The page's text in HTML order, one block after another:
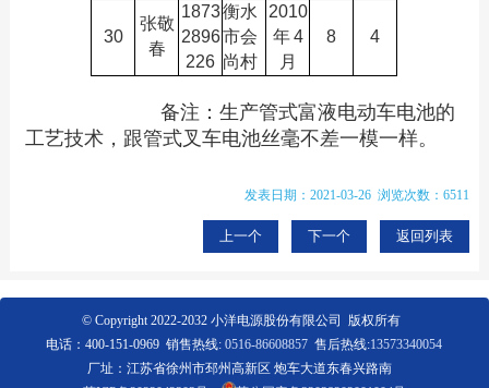
30
张敬
春
1873
2896
226
衡水
市会
尚村
2010
年4
月
8 4
备注：生产管式富液电动车电池的
工艺技术，跟管式叉车电池丝毫不差一模一样。
发表日期：2021-03-26 浏览次数：6511
上一个 下一个 返回列表
© Copyright 2022-2032 小洋电源股份有限公司 版权所有
电话：400-151-0969 销售热线:0516-86608857 售后热线:13573340054
厂址：江苏省徐州市邳州高新区 炮车大道东春兴路南